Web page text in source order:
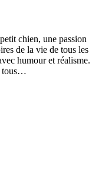
chien, une passion
de la vie de tous les
humour et réalisme.
tous…